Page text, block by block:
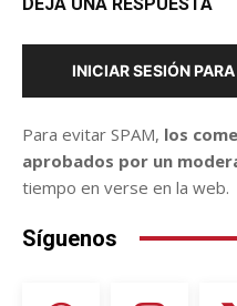
INICIAR SESIÓN
Para evitar SPAM, los
aprobados por un
tiempo en verse en la web.
Síguenos